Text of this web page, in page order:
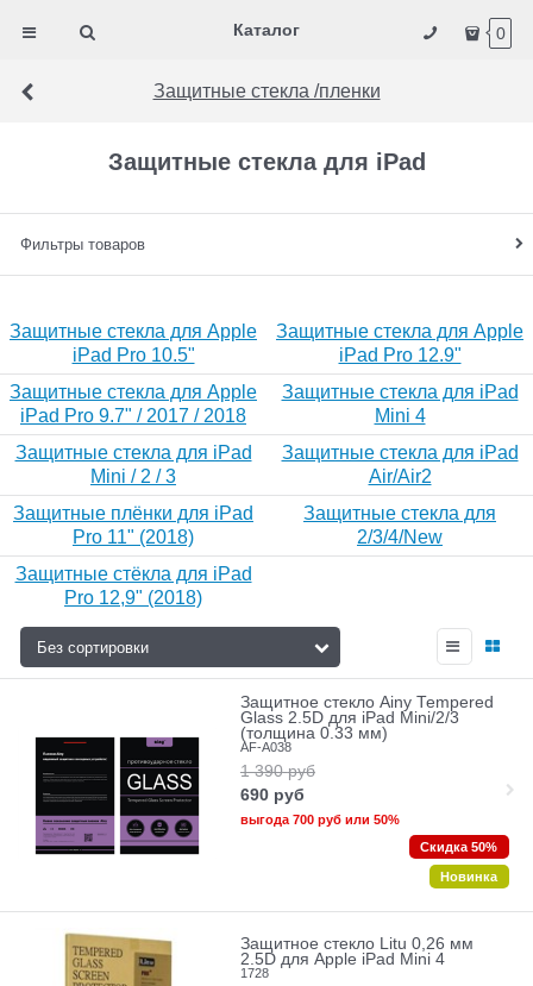
Каталог 0
Защитные стекла /пленки
Защитные стекла для iPad
Фильтры товаров
Защитные стекла для Apple
iPad Pro 10.5"
Защитные стекла для Apple
iPad Pro 12.9"
Защитные стекла для Apple
iPad Pro 9.7" / 2017 / 2018
Защитные стекла для iPad
Mini 4
Защитные стекла для iPad
Mini / 2 / 3
Защитные стекла для iPad
Air/Air2
Защитные плёнки для iPad
Pro 11" (2018)
Защитные стекла для
2/3/4/New
Защитные стёкла для iPad
Pro 12,9" (2018)
Защитное стекло Ainy Tempered
Glass 2.5D для iPad Mini/2/3
(толщина 0.33 мм)
AF-A038
1 390 руб
690 руб
выгода 700 рубили 50%
Скидка 50%
Новинка
Защитное стекло Litu 0,26 мм
2.5D для Apple iPad Mini 4
1728